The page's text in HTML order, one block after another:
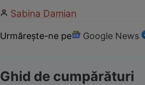
Sabina Damian
Urmărește-ne pe Google News
Ghid de cumpărături